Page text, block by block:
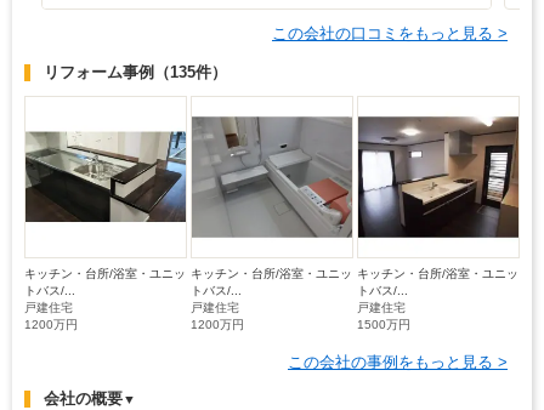
この会社の口コミをもっと見る >
リフォーム事例 （135件）
キッチン・台所/浴室・ユニッ
トバス/...
戸建住宅
1200万円
キッチン・台所/浴室・ユニッ
トバス/...
戸建住宅
1200万円
キッチン・台所/浴室・ユニッ
トバス/...
戸建住宅
1500万円
この会社の事例をもっと見る >
会社の概要▼